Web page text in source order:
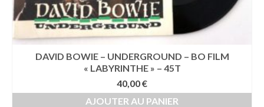
DAVID BOWIE – UNDERGROUND – BO FILM
« LABYRINTHE » – 45T
40,00€
AJOUTER AU PANIER